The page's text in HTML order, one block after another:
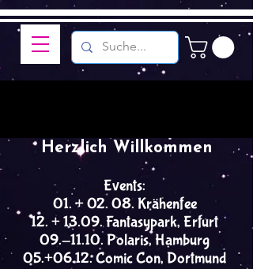
Events:
01. + 02. 08. Krähenfee
12. + 13.09. Fantasypark, Erfurt
09.-11.10. Polaris, Hamburg
05.+06.12. Comic Con, Dortmund
Herzlich Willkommen